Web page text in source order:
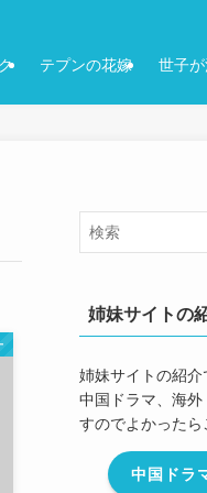
テプンの花嫁 世子
姉妹サイトの
姉妹サイトの紹介
中国ドラマ、海外
すのでよかったら
中国ドラ